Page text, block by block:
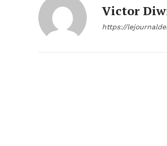
Victor
https://